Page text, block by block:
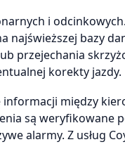
i
najświeższej bazy
przejechania
korekty jazdy.
między
są
alarmy. Z usług